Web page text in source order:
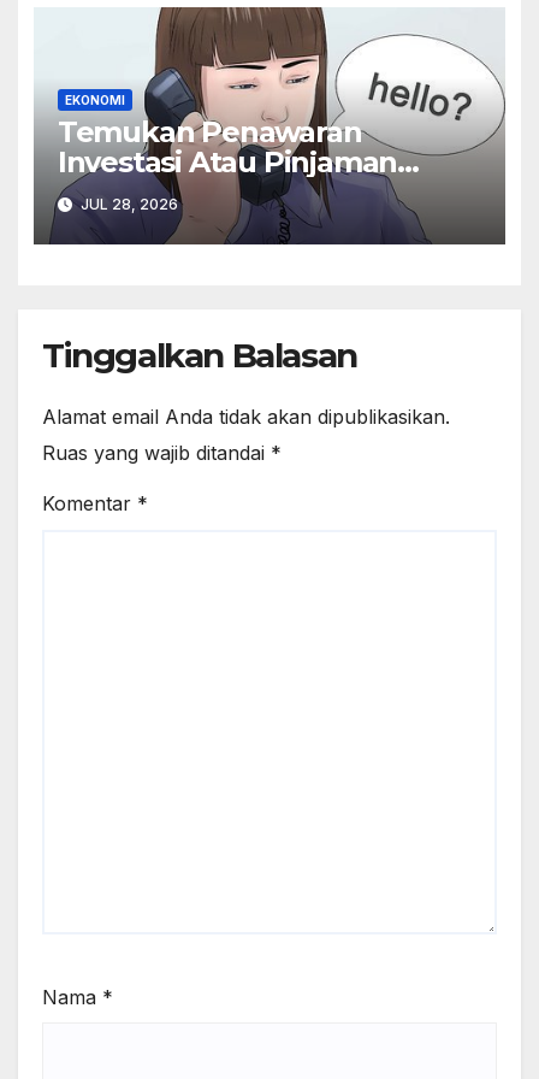
EKONOMI
Temukan Penawaran
Investasi Atau Pinjaman
Online Ilegal Kontak OJK Di
157
JUL 28, 2026
Tinggalkan Balasan
Alamat email Anda tidak akan dipublikasikan.
Ruas yang wajib ditandai *
Komentar *
Nama *